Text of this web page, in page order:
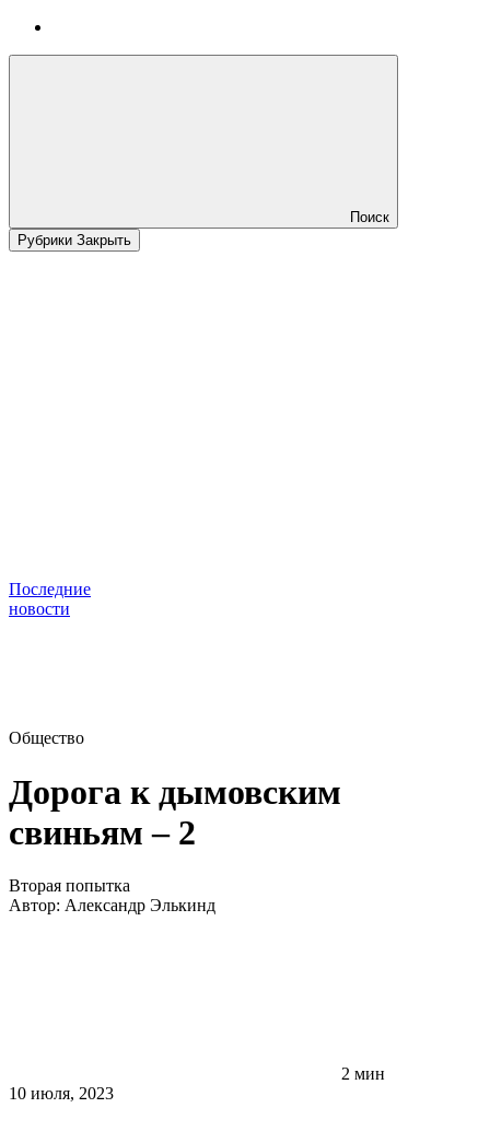
Поиск
Рубрики Закрыть
Последние
новости
Общество
Дорога к дымовским
свиньям – 2
Вторая попытка
Автор: Александр Элькинд
2 мин
10 июля, 2023